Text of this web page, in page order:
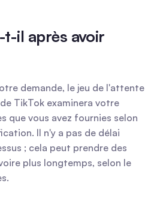
t-il après avoir
demande, le jeu de l'attente
TikTok examinera votre
que vous avez fournies selon
Il n'y a pas de délai
; cela peut prendre des
plus longtemps, selon le